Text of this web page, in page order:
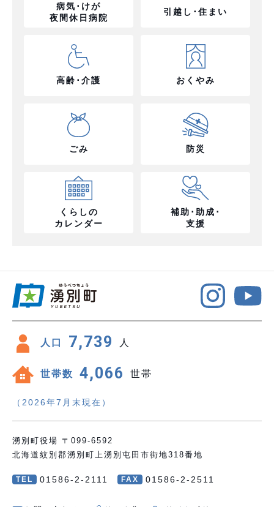
病気･けが
夜間休日病院
引越し･住まい
高齢･介護 おくやみ
ごみ 防災
くらしの
カレンダー
補助･助成･
支援
人口 7,739 人
世帯数 4,066 世帯
（2026年7月末現在）
湧別町役場 〒099-6592
北海道紋別郡湧別町上湧別屯田市街地318番地
TEL 01586-2-2111 FAX 01586-2-2511